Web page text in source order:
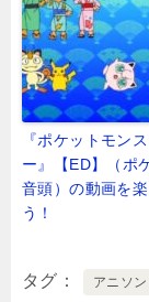
『ポケットモン
ー』【ED】（ポ
音頭）の動画を
う！
タグ アニソン